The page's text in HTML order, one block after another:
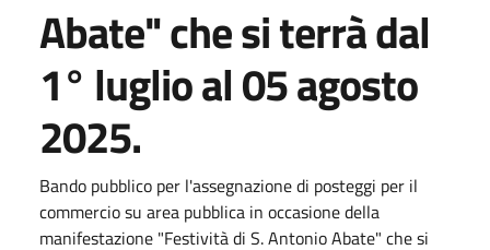
Abate" che si terrà dal
1° luglio al 05 agosto
2025.
Bando pubblico per l'assegnazione di posteggi per il
commercio su area pubblica in occasione della
manifestazione "Festività di S. Antonio Abate" che si